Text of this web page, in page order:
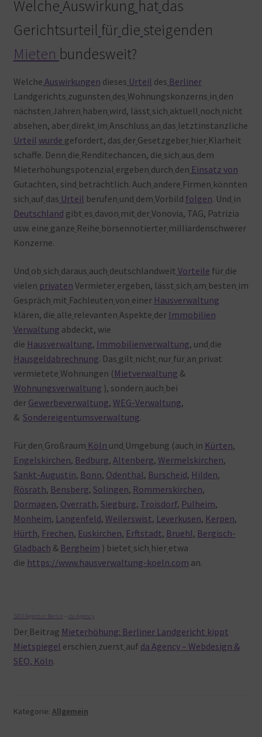
WelcheAuswirkung hat das
Gerichtsurteil für die steigenden
Mieten bundesweit?
Welche Auswirkungen dieses Urteil des Berliner
Landgerichts zugunsten des Wohnungskonzerns in den
nächsten Jahren haben wird, lässt sich aktuell noch nicht
absehen, aber direkt im Anschluss an das letztinstanzliche
Urteil wurde gefordert, das der Gesetzgeber hier Klarheit
schaffe. Denn die Renditechancen, die sich aus dem
Mieterhöhungspotenzial ergeben durch den Einsatz von
Gutachten, sind beträchtlich. Auch andere Firmen könnten
sich auf das Urteil berufen und dem Vorbild folgen. Und in
Deutschland gibt es davon mit derVonovia, TAG, Patrizia
usw. eine ganze Reihe börsennotierter milliardenschwerer
Konzerne.
Und ob sich daraus auch deutschlandweit Vorteile für die
vielen privaten Vermieter ergeben, lässt sich am besten im
Gespräch mit Fachleuten von einer Hausverwaltung
klären, die alle relevanten Aspekte der Immobilien
Verwaltung abdeckt, wie
die Hausverwaltung, Immobilienverwaltung, und die
Hausgeldabrechnung. Das gilt nicht nur für an privat
vermietete Wohnungen ( Mietverwaltung &
Wohnungsverwaltung ), sondern auch bei
der Gewerbeverwaltung, WEG-Verwaltung,
& Sondereigentumsverwaltung.
Für den Großraum Köln und Umgebung (auch in Kürten,
Engelskirchen, Bedburg, Altenberg, Wermelskirchen,
Sankt-Augustin, Bonn, Odenthal, Burscheid, Hilden,
Rösrath, Bensberg, Solingen, Rommerskirchen,
Dormagen, Overrath, Siegburg, Troisdorf, Pulheim,
Monheim, Langenfeld, Weilerswist, Leverkusen, Kerpen,
Hürth, Frechen, Euskirchen, Erftstadt, Bruehl, Bergisch-
Gladbach & Bergheim ) bietet sich hier etwa
die https://www.hausverwaltung-koeln.com an.
SEO Agentur Berlin da Agency
Der Beitrag Mieterhöhung: Berliner Landgericht kippt
Mietspiegel erschien zuerst auf da Agency – Webdesign &
SEO, Köln.
Kategorie: Allgemein